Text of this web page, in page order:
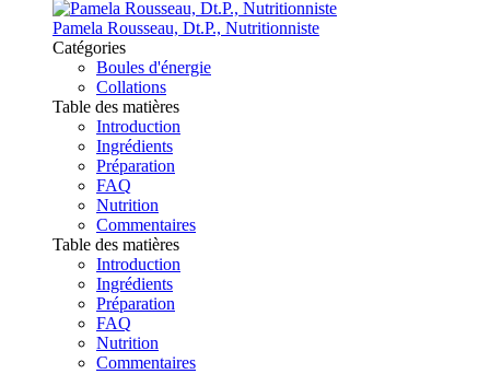
Pamela Rousseau, Dt.P., Nutritionniste
Catégories
Boules d'énergie
Collations
Table des matières
Introduction
Ingrédients
Préparation
FAQ
Nutrition
Commentaires
Table des matières
Introduction
Ingrédients
Préparation
FAQ
Nutrition
Commentaires